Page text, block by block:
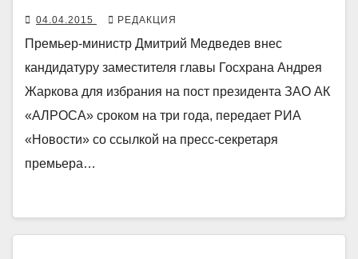
04.04.2015 РЕДАКЦИЯ
Премьер-министр Дмитрий Медведев внес
кандидатуру заместителя главы Госхрана Андрея
Жаркова для избрания на пост президента ЗАО АК
«АЛРОСА» сроком на три года, передает РИА
«Новости» со ссылкой на пресс-секретаря
премьера…